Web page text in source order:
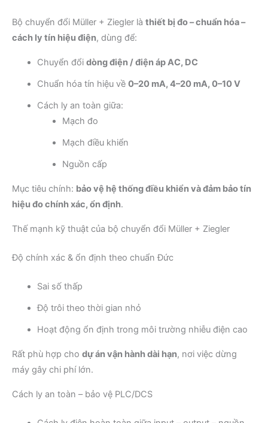
Bộ chuyển đổi Müller + Ziegler là thiết bị đo – chuẩn hóa –
cách ly tín hiệu điện, dùng để:
Chuyển đổi dòng điện / điện áp AC, DC
Chuẩn hóa tín hiệu về 0–20 mA, 4–20 mA, 0–10 V
Cách ly an toàn giữa:
Mạch đo
Mạch điều khiển
Nguồn cấp
Mục tiêu chính: bảo vệ hệ thống điều khiển và đảm bảo tín
hiệu đo chính xác, ổn định.
Thế mạnh kỹ thuật của bộ chuyển đổi Müller + Ziegler
Độ chính xác & ổn định theo chuẩn Đức
Sai số thấp
Độ trôi theo thời gian nhỏ
Hoạt động ổn định trong môi trường nhiễu điện cao
Rất phù hợp cho dự án vận hành dài hạn, nơi việc dừng
máy gây chi phí lớn.
Cách ly an toàn – bảo vệ PLC/DCS